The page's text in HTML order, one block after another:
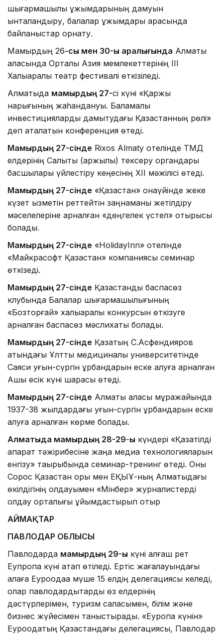
шығармашылық ұжымдарының дамуын
ынталандыру, балалар ұжымдары арасында
байланыстар орнату.
Мамырдың 26-сы мен 30-ы аралығында Алматы
қаласында Орталық Азия мемлекеттерінің ІІІ
Халықаралық театр фестивалі өткізіледі.
Алматыда мамырдың 27-сі күні «Қаржы
нарығының жаһандануы. Баламалы
инвестицияларды дамытудағы Қазақстанның рөлі»
деп аталатын конференция өтеді.
Мамырдың 27-сінде Rixos Almaty отелінде ТМД
елдерінің Салықтық (қаржылық) тексеру органдары
басшылары үйлестіру кеңесінің ХІІ мәжілісі өтеді.
Мамырдың 27-сінде «Қазақстан» қонақүйінде жеке
күзет қызметін реттейтін заңнаманы жетілдіру
мәселелеріне арналған «дөңгелек үстел» отырысы
болады.
Мамырдың 27-сінде «HolidayInn» отелінде
«Майкрасофт Қазақстан» компаниясы семинар
өткізеді.
Мамырдың 27-сінде Қазақстандық баспасөз
клубында Балалар шығармашылығының
«Бозторғай» халықаралық конкурсын өткізуге
арналған баспасөз мәслихаты болады.
Мамырдың 27-сінде Қазақтың С.Асфендияров
атындағы Ұлттық медициналық университетінде
Саяси қуғын-сүргін құрбандарын еске алуға арналған
Ашық есік күні шарасы өтеді.
Мамырдың 27-сінде Алматы қаласы мұражайында
1937-38 жылдардағы қуғын-сүргін құрбандарын еске
алуға арналған көрме болады.
Алматыда мамырдың 28-29-ы күндері «Қазақтілді
ақпарат тәжірибесіне жаңа медиа технологияларын
енгізу» тақырыбында семинар-тренинг өтеді. Оны
Сорос Қазақстан қоры мен ЕҚЫҰ-ның Алматыдағы
өкілдігінің қолдауымен «Мінбер» журналистерді
қолдау орталығы ұйымдастырып отыр
АЙМАҚТАР
ПАВЛОДАР ОБЛЫСЫ
Павлодарда мамырдың 29-ы күні алғаш рет
Еупропа күні атап өтіледі. Ертіс жағалауындағы
қалаға Еуроодаққа мүше 15 елдің делегациясы келеді,
олар павлодардықтарды өз елдерінің
дәстүрлерімен, туризм саласымен, білім және
бизнес жүйесімен таныстырады. «Еуропа күнін»
Еуроодақтың Қазақстандағы делегациясы, Павлодар